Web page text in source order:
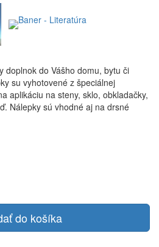
doplnok do Vášho domu, bytu či
su vyhotovené z špeciálnej
aplikáciu na steny, sklo, obkladačky,
Nálepky sú vhodné aj na drsné
do košíka